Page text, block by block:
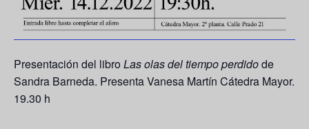
Presentación del libro Las olas del tiempo perdidode
Sandra Barneda. Presenta Vanesa Martín Cátedra Mayor.
19.30 h